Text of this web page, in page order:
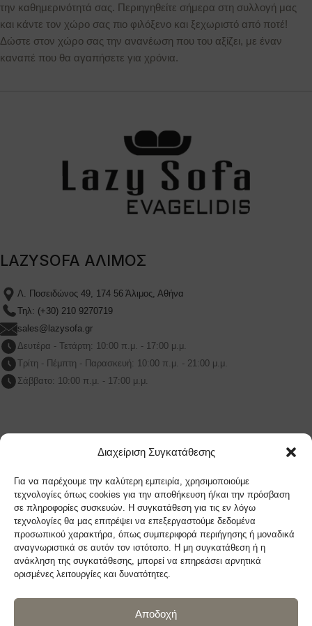
Διαχείριση Συγκατάθεσης
Για να παρέχουμε την καλύτερη εμπειρία, χρησιμοποιούμε
τεχνολογίες όπως cookies για την αποθήκευση ή/και την πρόσβαση
σε πληροφορίες συσκευών. Η συγκατάθεση για τις εν λόγω
τεχνολογίες θα μας επιτρέψει να επεξεργαστούμε δεδομένα
προσωπικού χαρακτήρα, όπως συμπεριφορά περιήγησης ή μοναδικά
αναγνωριστικά σε αυτόν τον ιστότοπο. Η μη συγκατάθεση ή η
ανάκληση της συγκατάθεσης, μπορεί να επηρεάσει αρνητικά
ορισμένες λειτουργίες και δυνατότητες.
Αποδοχή
την καθημερινότητά σας. Περιηγηθείτε σήμερα στη συλλογή μας
και κάντε τον χώρο σας πιο φιλόξενο και ξεχωριστό από ποτέ!
Δώστε στον χώρο σας την ανανέωση που του αξίζει, με έναν
καναπέ που θα αγαπήσετε για χρόνια.
LAZYSOFA ΑΛΙΜΟΣ
Λ. Ποσειδώνος 49, 174 56 Άλιμος, Αθήνα
Τηλ: (+30) 210 9270719
sales@lazysofa.gr
Δευτέρα - Τετάρτη: 10:00 π.μ. - 17:00 μ.μ.
Τρίτη - Πέμπτη - Παρασκευή: 10:00 π.μ. - 21:00 μ.μ.
Σάββατο: 10:00 π.μ. - 17:00 μ.μ.
LAZYSOFA ΜΑΡΟΥΣΙ
Λ.Κηφισίας 209Β Μαρουσι, 151 24, Αθήνα
Τηλ: (+30) 210 9270719
sales@lazysofa.gr
Δευτέρα - Τετάρτη: 10:00 π.μ. - 17:00 μ.μ.
Τρίτη - Πέμπτη - Παρασκευή: 10:00 π.μ. - 21:00 μ.μ.
Σάββατο: 10:00 π.μ. - 17:00 μ.μ.